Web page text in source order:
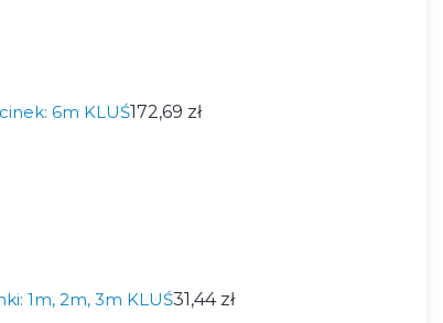
6m KLUŚ172,69 zł
1m, 2m, 3m KLUŚ31,44 zł